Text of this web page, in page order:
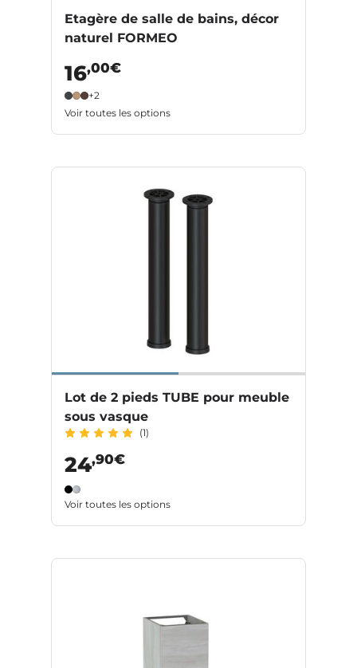
Etagère de salle de bains, décor
naturel FORMEO
16,00€
+2
Voir toutes les options
Lot de 2 pieds TUBE pour meuble
sous vasque
(1)
24,90€
Voir toutes les options